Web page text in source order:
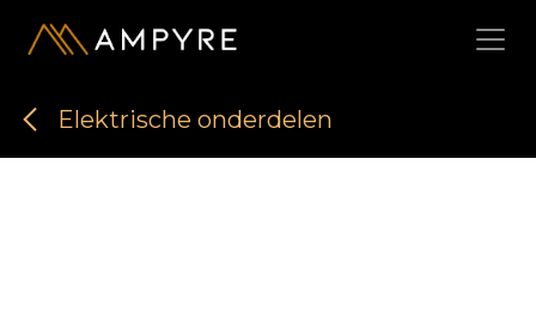
Overslaan naar inhoud
Elektrische onderdelen